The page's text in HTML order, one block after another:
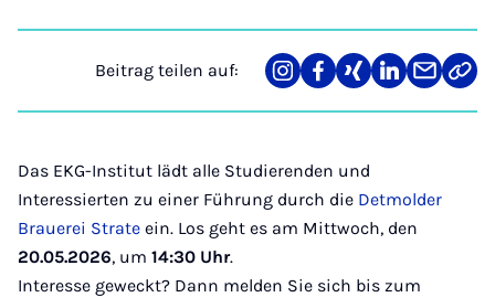
Beitrag teilen auf:
Teilen
auf
Teilen
auf
Teilen
auf
Teilen
auf
Teilen
über
Link
Das EKG-Institut lädt alle Studierenden und
Interessierten zu einer Führung durch die Detmolder
Brauerei Strate ein. Los geht es am Mittwoch, den
20.05.2026, um 14:30 Uhr.
Interesse geweckt? Dann melden Sie sich bis zum